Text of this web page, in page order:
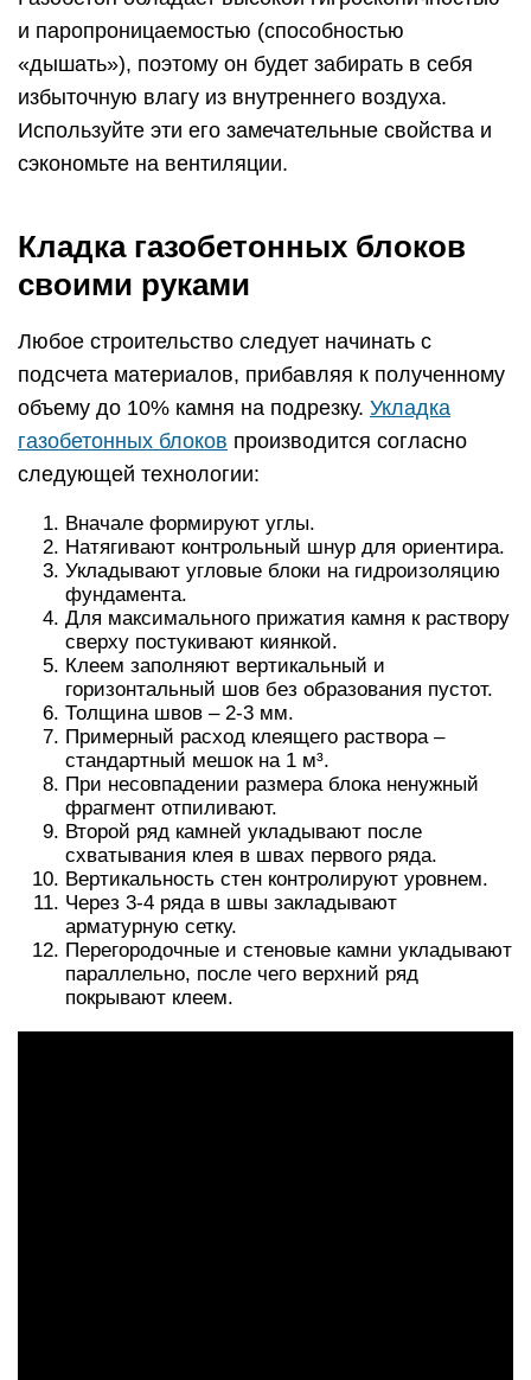
и паропроницаемостью (способностью
«дышать»), поэтому он будет забирать в себя
избыточную влагу из внутреннего воздуха.
Используйте эти его замечательные свойства и
сэкономьте на вентиляции.
Кладка газобетонных блоков
своими руками
Любое строительство следует начинать с
подсчета материалов, прибавляя к полученному
объему до 10% камня на подрезку. Укладка
газобетонных блоков производится согласно
следующей технологии:
Вначале формируют углы.
Натягивают контрольный шнур для ориентира.
Укладывают угловые блоки на гидроизоляцию
фундамента.
Для максимального прижатия камня к раствору
сверху постукивают киянкой.
Клеем заполняют вертикальный и
горизонтальный шов без образования пустот.
Толщина швов – 2-3 мм.
Примерный расход клеящего раствора –
стандартный мешок на 1 м³.
При несовпадении размера блока ненужный
фрагмент отпиливают.
Второй ряд камней укладывают после
схватывания клея в швах первого ряда.
Вертикальность стен контролируют уровнем.
Через 3-4 ряда в швы закладывают
арматурную сетку.
Перегородочные и стеновые камни укладывают
параллельно, после чего верхний ряд
покрывают клеем.